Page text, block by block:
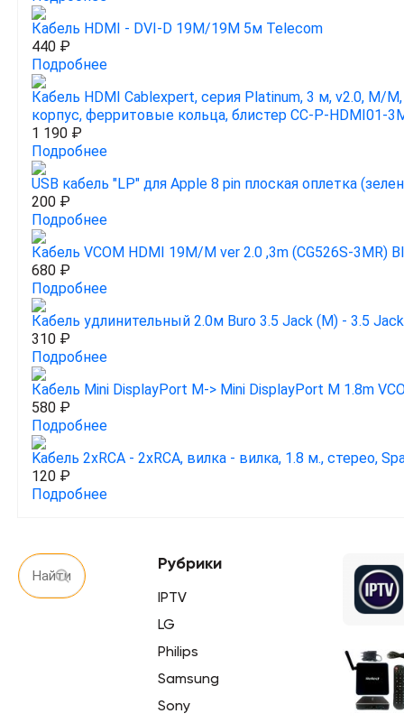
Кабель HDMI - DVI-D 19M/19M 5м Telecom
440 ₽
Подробнее
Кабель HDMI Cablexpert, серия Platinum, 3 м, v2.0, M/
корпус, ферритовые кольца, блистер CC-P-HDMI01-
1 190 ₽
Подробнее
USB кабель "LP" для Apple 8 pin плоская оплетка
200 ₽
Подробнее
Кабель VCOM HDMI 19M/M ver 2.0 ,3m (CG526S-3MR)
680 ₽
Подробнее
Кабель удлинительный 2.0м Buro 3.5 Jack (M) - 3.5
310 ₽
Подробнее
Кабель Mini DisplayPort M-> Mini DisplayPort M 1.8m
580 ₽
Подробнее
Kабель 2xRCA - 2xRCA, вилка - вилка, 1.8 м., стерео,
120 ₽
Подробнее
Рубрики
IPTV
LG
Philips
Samsung
Sony